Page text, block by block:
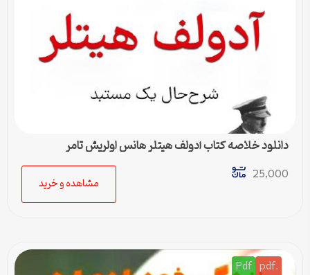
دانلود خلاصه کتاب آدولف هیتلر هانس اولریش تامر
25,000
مشاهده و خرید
.pdf
Pdf